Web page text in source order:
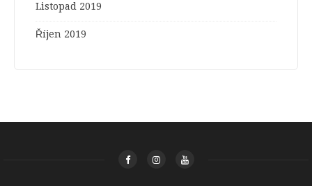
Listopad 2019
Říjen 2019